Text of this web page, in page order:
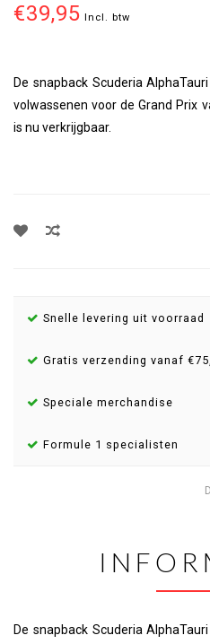
€39,95 Incl. btw
De snapback Scuderia
volwassenen voor de Grand Prix
is nu verkrijgbaar.
Snelle levering uit voorraad
Gratis verzending vanaf
Speciale merchandise
Formule 1 specialisten
De snapback Scuderia